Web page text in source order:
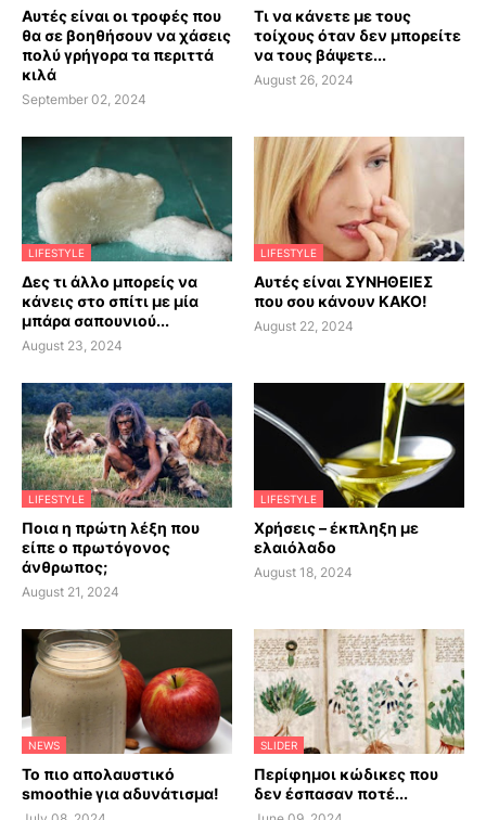
Αυτές είναι οι τροφές που
θα σε βοηθήσουν να χάσεις
πολύ γρήγορα τα περιττά
κιλά
September 02, 2024
Τι να κάνετε με τους
τοίχους όταν δεν μπορείτε
να τους βάψετε...
August 26, 2024
LIFESTYLE
Δες τι άλλο μπορείς να
κάνεις στο σπίτι με μία
μπάρα σαπουνιού...
August 23, 2024
LIFESTYLE
Αυτές είναι ΣΥΝΗΘΕΙΕΣ
που σου κάνουν ΚΑΚΟ!
August 22, 2024
LIFESTYLE
Ποια η πρώτη λέξη που
είπε ο πρωτόγονος
άνθρωπος;
August 21, 2024
LIFESTYLE
Χρήσεις – έκπληξη με
ελαιόλαδο
August 18, 2024
NEWS
Το πιο απολαυστικό
smoothie για αδυνάτισμα!
SLIDER
Περίφημοι κώδικες που
δεν έσπασαν ποτέ...